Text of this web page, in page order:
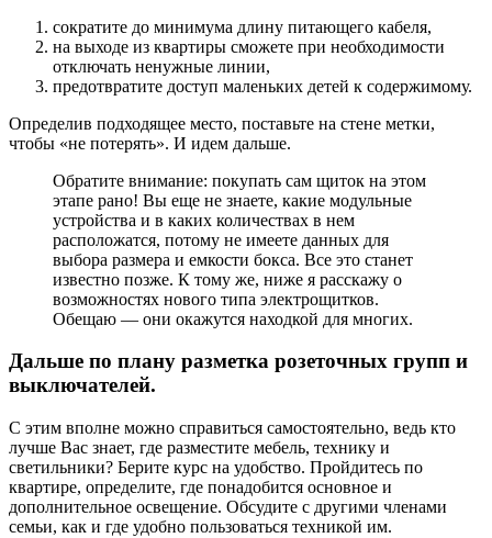
сократите до минимума длину питающего кабеля,
на выходе из квартиры сможете при необходимости
отключать ненужные линии,
предотвратите доступ маленьких детей к содержимому.
Определив подходящее место, поставьте на стене метки,
чтобы «не потерять». И идем дальше.
Обратите внимание: покупать сам щиток на этом
этапе рано! Вы еще не знаете, какие модульные
устройства и в каких количествах в нем
расположатся, потому не имеете данных для
выбора размера и емкости бокса. Все это станет
известно позже. К тому же, ниже я расскажу о
возможностях нового типа электрощитков.
Обещаю — они окажутся находкой для многих.
Дальше по плану разметка розеточных групп и
выключателей.
С этим вполне можно справиться самостоятельно, ведь кто
лучше Вас знает, где разместите мебель, технику и
светильники? Берите курс на удобство. Пройдитесь по
квартире, определите, где понадобится основное и
дополнительное освещение. Обсудите с другими членами
семьи, как и где удобно пользоваться техникой им.